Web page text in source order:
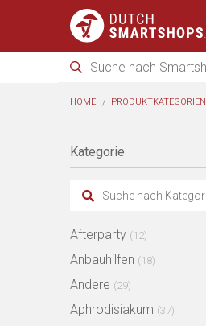
HOME PRODUKTKATEGORIEN
Kategorie
Afterparty (12)
Anbauhilfen (18)
Andere (29)
Aphrodisiakum (37)